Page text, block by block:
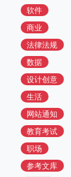
软件
商业
法律法规
数据
设计创意
生活
网站通知
教育考试
职场
参考文库